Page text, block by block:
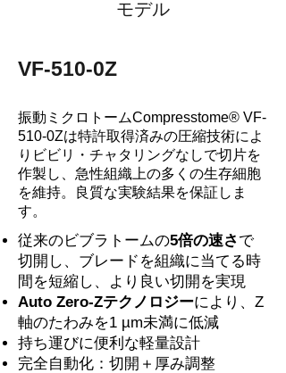
モデル
VF-510-0Z
振動ミクロトームCompresstome® VF-
510-0Zは特許取得済みの圧縮技術によ
りビビリ・チャタリングなしで切片を
作製し、急性組織上の多くの生存細胞
を維持。良質な実験結果を保証しま
す。
従来のビブラトームの5倍の速さで
切開し、ブレードを組織に当てる時
間を短縮し、より良い切開を実現
Auto Zero-Zテクノロジーにより、Z
軸のたわみを1 µm未満に低減
持ち運びに便利な軽量設計
完全自動化：切開＋厚み調整